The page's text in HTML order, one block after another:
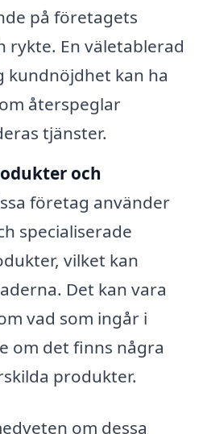
på företagets
rykte. En väletablerad
kundnöjdhet kan ha
återspeglar
tjänster.
och
företag använder
specialiserade
vilket kan
Det kan vara
vad som ingår i
om det finns några
produkter.
om dessa